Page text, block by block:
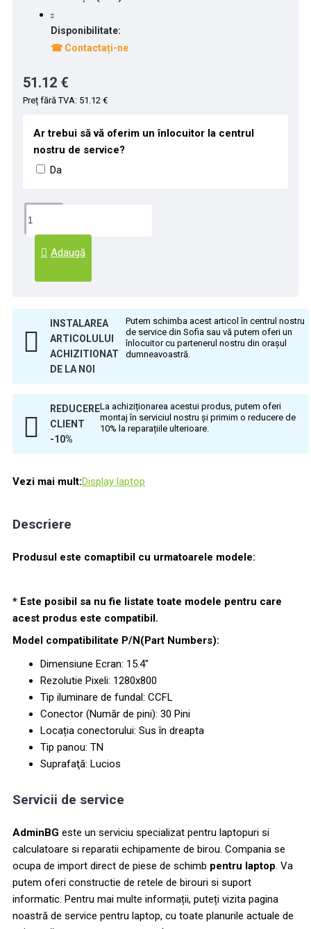
Disponibilitate:
☎ Contactați-ne
51.12 €
Preț fără TVA: 51.12 €
Ar trebui să vă oferim un înlocuitor la centrul
nostru de service?
Da
Adaugă
INSTALAREA
ARTICOLULUI
ACHIZITIONAT
DE LA NOI
Putem schimba acest articol în centrul nostru
de service din Sofia sau vă putem oferi un
înlocuitor cu partenerul nostru din orașul
dumneavoastră.
REDUCERE
CLIENT
-10%
La achiziționarea acestui produs, putem oferi
montaj în serviciul nostru și primim o reducere de
10% la reparațiile ulterioare.
Vezi mai mult:Display laptop
Descriere
Produsul este comaptibil cu urmatoarele modele:
* Este posibil sa nu fie listate toate modele pentru care
acest produs este compatibil.
Model compatibilitate P/N(Part Numbers):
Dimensiune Ecran: 15.4"
Rezolutie Pixeli: 1280x800
Tip iluminare de fundal: CCFL
Conector (Număr de pini): 30 Pini
Locația conectorului: Sus în dreapta
Tip panou: TN
Suprafaţă: Lucios
Servicii de service
AdminBG este un serviciu specializat pentru laptopuri si
calculatoare si reparatii echipamente de birou. Compania se
ocupa de import direct de piese de schimb pentru laptop. Va
putem oferi constructie de retele de birouri si suport
informatic. Pentru mai multe informații, puteți vizita pagina
noastră de service pentru laptop, cu toate planurile actuale de